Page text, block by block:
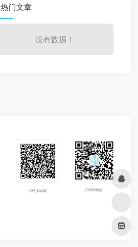
热门文章
没有数据！
扫码加QQ群 扫码加微信